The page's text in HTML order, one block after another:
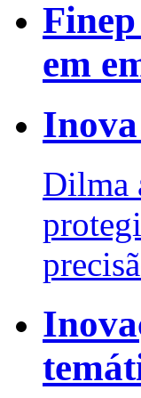
em
Dilma